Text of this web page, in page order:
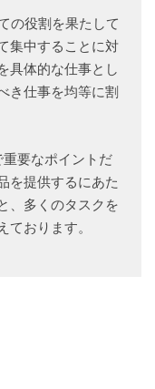
の役割を果たして
集中することに対
具体的な仕事とし
き仕事を均等に割
要なポイントだ
を提供するにあた
、多くのタスクを
ております。